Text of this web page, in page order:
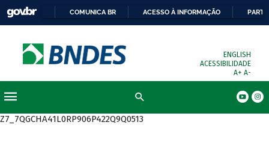
COMUNICA BR ACESSO À INFORMAÇÃO
ENGLISH
ACESSIBILIDADE
A+ A-
Z7_7QGCHA41L0RP906P422Q9Q0513